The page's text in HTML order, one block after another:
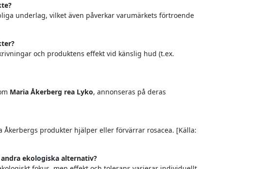
underlag, vilket även påverkar varumärkets förtroende
och produktens effekt vid känslig hud (t.ex.
Maria Åkerberg rea Lyko, annonseras på deras
produkter hjälper eller förvärrar rosacea. [Källa:
ekologiska alternativ?